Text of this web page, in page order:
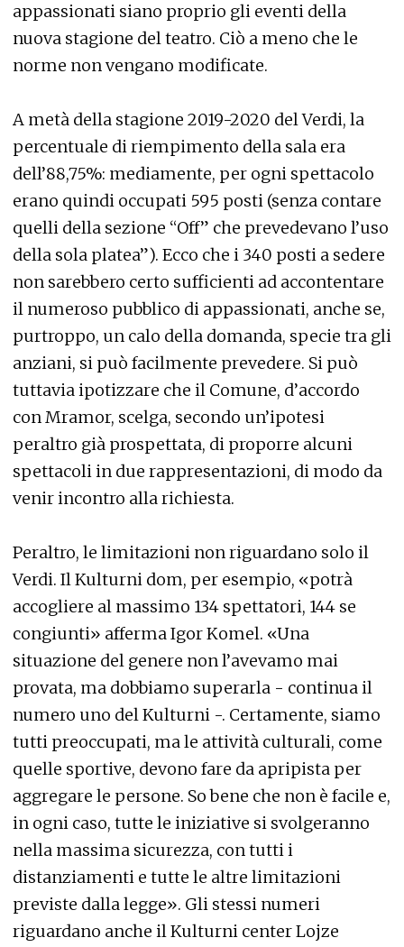
appassionati siano proprio gli eventi della
nuova stagione del teatro. Ciò a meno che le
norme non vengano modificate.
A metà della stagione 2019-2020 del Verdi, la
percentuale di riempimento della sala era
dell’88,75%: mediamente, per ogni spettacolo
erano quindi occupati 595 posti (senza contare
quelli della sezione “Off” che prevedevano l’uso
della sola platea”). Ecco che i 340 posti a sedere
non sarebbero certo sufficienti ad accontentare
il numeroso pubblico di appassionati, anche se,
purtroppo, un calo della domanda, specie tra gli
anziani, si può facilmente prevedere. Si può
tuttavia ipotizzare che il Comune, d’accordo
con Mramor, scelga, secondo un’ipotesi
peraltro già prospettata, di proporre alcuni
spettacoli in due rappresentazioni, di modo da
venir incontro alla richiesta.
Peraltro, le limitazioni non riguardano solo il
Verdi. Il Kulturni dom, per esempio, «potrà
accogliere al massimo 134 spettatori, 144 se
congiunti» afferma Igor Komel. «Una
situazione del genere non l’avevamo mai
provata, ma dobbiamo superarla - continua il
numero uno del Kulturni -. Certamente, siamo
tutti preoccupati, ma le attività culturali, come
quelle sportive, devono fare da apripista per
aggregare le persone. So bene che non è facile e,
in ogni caso, tutte le iniziative si svolgeranno
nella massima sicurezza, con tutti i
distanziamenti e tutte le altre limitazioni
previste dalla legge». Gli stessi numeri
riguardano anche il Kulturni center Lojze